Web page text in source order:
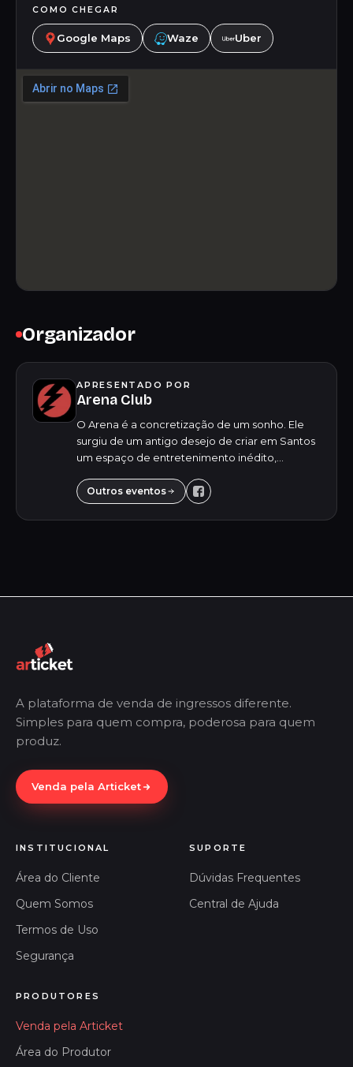
COMO CHEGAR
Google Maps Waze Uber
Organizador
APRESENTADO POR
Arena Club
O Arena é a concretização de um sonho. Ele
surgiu de um antigo desejo de criar em Santos
um espaço de entretenimento inédito,
experiência única e inesquecível. Destacando-
se pela versa...
Outros eventos
A plataforma de venda de ingressos diferente.
Simples para quem compra, poderosa para quem
produz.
Venda pela Articket
INSTITUCIONAL
Área do Cliente
Quem Somos
Termos de Uso
Segurança
SUPORTE
Dúvidas Frequentes
Central de Ajuda
PRODUTORES
Venda pela Articket
Área do Produtor